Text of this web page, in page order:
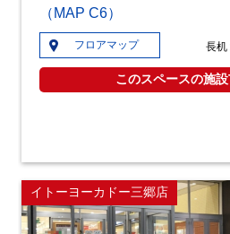
（MAP C6）
フロアマップ 長机
このスペースの施
イトーヨーカドー三郷店